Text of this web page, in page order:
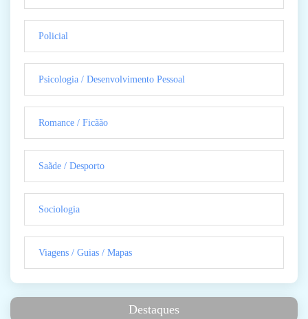
Policial
Psicologia / Desenvolvimento Pessoal
Romance / Ficãão
Saãde / Desporto
Sociologia
Viagens / Guias / Mapas
Destaques